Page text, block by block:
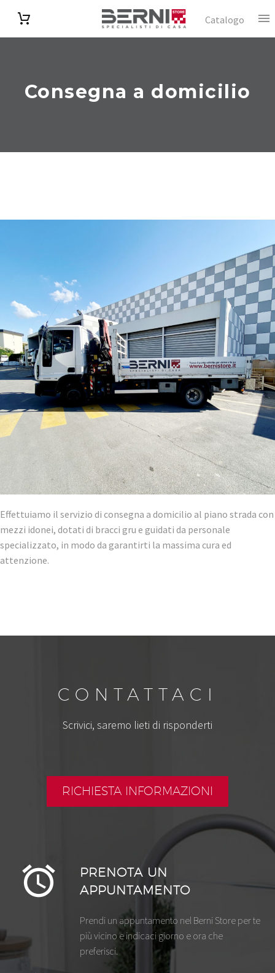
Catalogo
Consegna a domicilio
Effettuiamo il servizio di consegna a domicilio al piano strada con
mezzi idonei, dotati di bracci gru e guidati da personale
specializzato, in modo da garantirti la massima cura ed
attenzione.
CONTATTACI
Scrivici, saremo lieti di risponderti
RICHIESTA INFORMAZIONI
PRENOTA UN
APPUNTAMENTO
Prendi un appuntamento nel Berni Store per te
più vicino e indicaci giorno e ora che
preferisci.